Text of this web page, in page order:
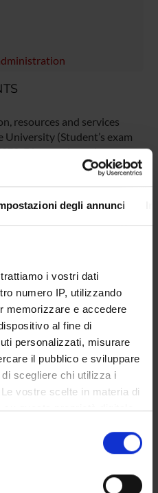
degli annunci
trattiamo i vostri dati
numero IP, utilizzando
memorizzare e accedere
al fine di
personalizzati, misurare
il pubblico e sviluppare
scegliere chi utilizza i
vostre scelte in materia di
questa proprietà digitale
consenso in qualsiasi
sui cookie o facendo clic
resources and services
(Student’s exam
Distance Learning
office forms,
notices from your teachers
also via the Univr app.
Requirements